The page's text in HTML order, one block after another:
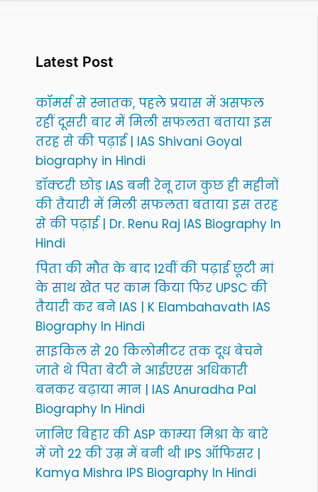
Latest Post
कॉमर्स से स्नातक, पहले प्रयास में असफल
रहीं दूसरी बार में मिली सफलता बताया इस
तरह से की पढ़ाई | IAS Shivani Goyal
biography in Hindi
डॉक्टरी छोड़ IAS बनी रेनू राज कुछ ही महीनों
की तैयारी में मिली सफलता बताया इस तरह
से की पढ़ाई | Dr. Renu Raj IAS Biography In
Hindi
पिता की मौत के बाद 12वीं की पढ़ाई छूटी मां
के साथ खेत पर काम किया फिर UPSC की
तैयारी कर बने IAS | K Elambahavath IAS
Biography In Hindi
साइकिल से 20 किलोमीटर तक दूध बेचने
जाते थे पिता बेटी ने आईएएस अधिकारी
बनकर बढ़ाया मान | IAS Anuradha Pal
Biography In Hindi
जानिए बिहार की ASP काम्या मिश्रा के बारे
में जो 22 की उम्र में बनी थी IPS ऑफिसर |
Kamya Mishra IPS Biography In Hindi